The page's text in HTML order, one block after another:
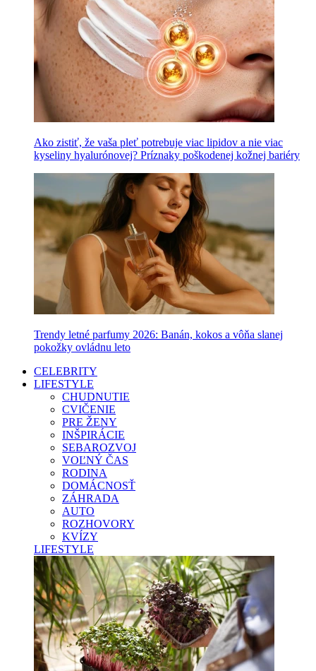
Ako zistiť, že vaša pleť potrebuje viac lipidov a nie viac
kyseliny hyalurónovej? Príznaky poškodenej kožnej bariéry
Trendy letné parfumy 2026: Banán, kokos a vôňa slanej
pokožky ovládnu leto
CELEBRITY
LIFESTYLE
CHUDNUTIE
CVIČENIE
PRE ŽENY
INŠPIRÁCIE
SEBAROZVOJ
VOĽNÝ ČAS
RODINA
DOMÁCNOSŤ
ZÁHRADA
AUTO
ROZHOVORY
KVÍZY
LIFESTYLE